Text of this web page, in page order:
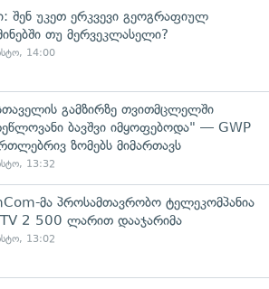
შენ უკეთ ერკვევი გეოგრაფიულ
თუ მერვეკლასელი?
14:00
გამზირზე თვითმცლელში
ბავშვი იმყოფებოდა" — GWP
ზომებს მიმართავს
13:32
მა პროსამთავრობო ტელეკომპანია
2 500 ლარით დააჯარიმა
13:02